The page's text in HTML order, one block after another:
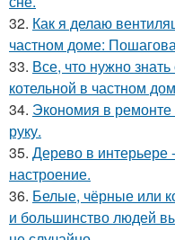
32. Как я делаю
частном доме:
33. Все, что нужно
котельной в частном
34. Экономия в ремонте
руку.
35. Дерево в интерьере
настроение.
36. Белые, чёрные или
и большинство людей